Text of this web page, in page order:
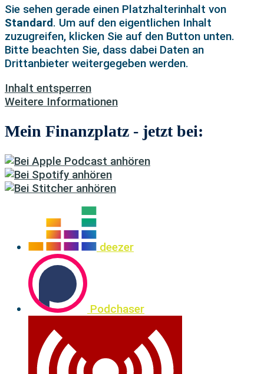
Sie sehen gerade einen Platzhalterinhalt von
Standard. Um auf den eigentlichen Inhalt
zuzugreifen, klicken Sie auf den Button unten.
Bitte beachten Sie, dass dabei Daten an
Drittanbieter weitergegeben werden.
Inhalt entsperren
Weitere Informationen
Mein Finanzplatz - jetzt bei:
deezer
Podchaser